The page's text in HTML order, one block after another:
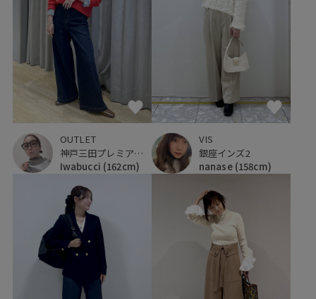
OUTLET
神戸三田プレミアム・アウトレット
Iwabucci (162cm)
VIS
銀座インズ2
nanase (158cm)